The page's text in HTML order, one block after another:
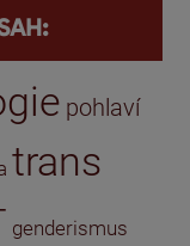
pohlaví
trans
genderismus